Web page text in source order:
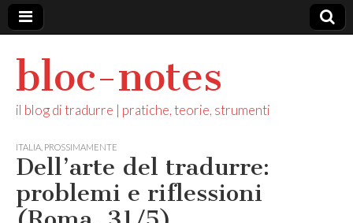
bloc-notes
il blog di tradurre | pratiche, teorie, strumenti
ITALIA PROSSIMAMENTE
Dell’arte del tradurre:
problemi e riflessioni